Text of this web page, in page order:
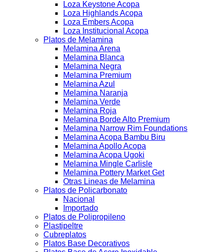
Loza Keystone Acopa
Loza Highlands Acopa
Loza Embers Acopa
Loza Institucional Acopa
Platos de Melamina
Melamina Arena
Melamina Blanca
Melamina Negra
Melamina Premium
Melamina Azul
Melamina Naranja
Melamina Verde
Melamina Roja
Melamina Borde Alto Premium
Melamina Narrow Rim Foundations
Melamina Acopa Bambu Biru
Melamina Apollo Acopa
Melamina Acopa Ugoki
Melamina Mingle Carlisle
Melamina Pottery Market Get
Otras Lineas de Melamina
Platos de Policarbonato
Nacional
Importado
Platos de Polipropileno
Plastipeltre
Cubreplatos
Platos Base Decorativos